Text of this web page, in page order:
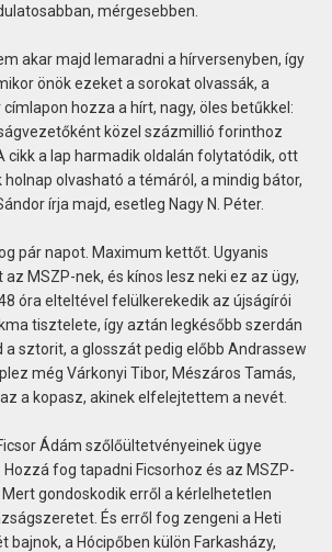
mérgesebben.
akar majd lemaradni a hírversenyben, így
önök ezeket a sorokat olvassák, a
hozza a hírt, nagy, öles betűkkel:
közel százmillió forinthoz
cikk a lap harmadik oldalán folytatódik, ott
holnap olvasható a témáról, a mindig bátor,
írja majd, esetleg Nagy N. Péter.
pár napot. Maximum kettőt. Ugyanis
MSZP-nek, és kínos lesz neki ez az ügy,
óra elteltével felülkerekedik az újságírói
tisztelete, így aztán legkésőbb szerdán
a sztorit, a glosszát pedig előbb Andrassew
még Várkonyi Tibor, Mészáros Tamás,
a kopasz, akinek elfelejtettem a nevét.
Ádám szőlőültetvényeinek ügye
fog tapadni Ficsorhoz és az MSZP-
gondoskodik erről a kérlelhetetlen
És erről fog zengeni a Heti
bajnok, a Hócipőben külön Farkasházy,